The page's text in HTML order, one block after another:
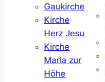
Gaukirche
Kirche
Herz Jesu
Kirche
Maria zur
Höhe